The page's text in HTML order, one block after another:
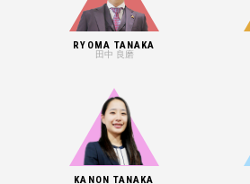
RYOMA TANAKA
田中 良磨
KANON TANAKA